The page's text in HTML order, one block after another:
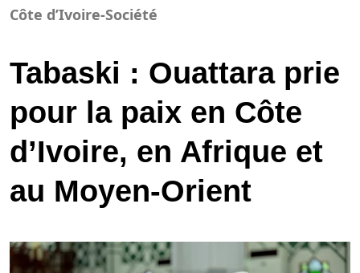
Côte d’Ivoire-Société
Tabaski : Ouattara prie
pour la paix en Côte
d’Ivoire, en Afrique et
au Moyen-Orient